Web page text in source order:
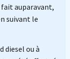
fait auparavant,
suivant le
diesel ou à